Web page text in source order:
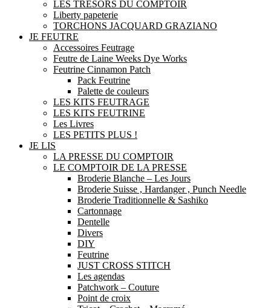
LES TRESORS DU COMPTOIR
Liberty papeterie
TORCHONS JACQUARD GRAZIANO
JE FEUTRE
Accessoires Feutrage
Feutre de Laine Weeks Dye Works
Feutrine Cinnamon Patch
Pack Feutrine
Palette de couleurs
LES KITS FEUTRAGE
LES KITS FEUTRINE
Les Livres
LES PETITS PLUS !
JE LIS
LA PRESSE DU COMPTOIR
LE COMPTOIR DE LA PRESSE
Broderie Blanche – Les Jours
Broderie Suisse , Hardanger , Punch Needle
Broderie Traditionnelle & Sashiko
Cartonnage
Dentelle
Divers
DIY
Feutrine
JUST CROSS STITCH
Les agendas
Patchwork – Couture
Point de croix